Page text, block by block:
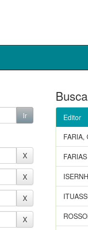
Editor
FARIA,